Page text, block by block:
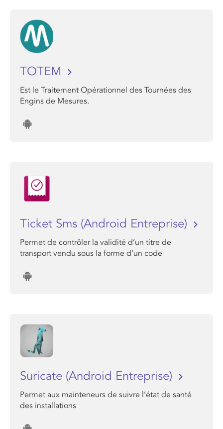
TOTEM
Est le Traitement Opérationnel des Tournées des
Engins de Mesures.
Ticket Sms (Android Entreprise)
Permet de contrôler la validité d’un titre de
transport vendu sous la forme d’un code
Suricate (Android Entreprise)
Permet aux mainteneurs de suivre l’état de santé
des installations